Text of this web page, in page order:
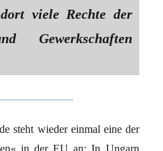
viele Rechte der
Gewerkschaften
steht wieder einmal eine der
in der EU an: In Ungarn